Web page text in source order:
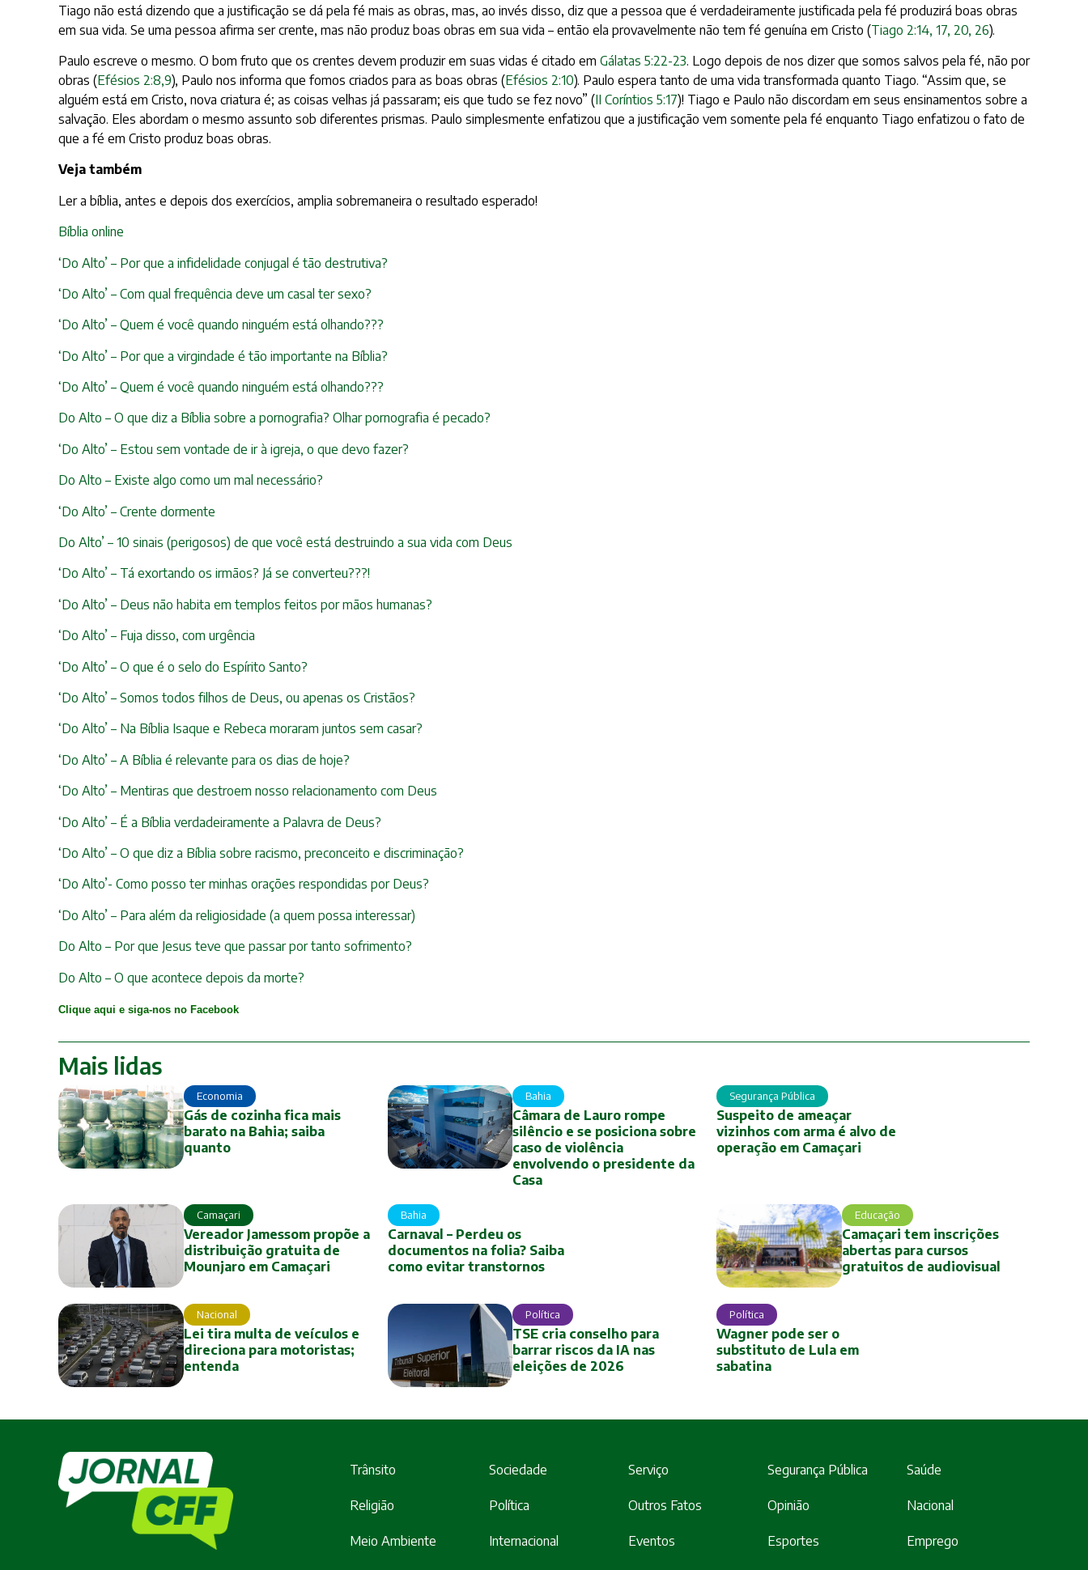
Tiago não está dizendo que a justificação se dá pela fé mais as obras, mas, ao invés disso, diz que a pessoa que é verdadeiramente justificada pela fé produzirá boas obras
em sua vida. Se uma pessoa afirma ser crente, mas não produz boas obras em sua vida – então ela provavelmente não tem fé genuína em Cristo (Tiago 2:14, 17, 20, 26).
Paulo escreve o mesmo. O bom fruto que os crentes devem produzir em suas vidas é citado em Gálatas 5:22-23. Logo depois de nos dizer que somos salvos pela fé, não por
obras (Efésios 2:8,9), Paulo nos informa que fomos criados para as boas obras (Efésios 2:10). Paulo espera tanto de uma vida transformada quanto Tiago. “Assim que, se
alguém está em Cristo, nova criatura é; as coisas velhas já passaram; eis que tudo se fez novo” (II Coríntios 5:17)! Tiago e Paulo não discordam em seus ensinamentos sobre a
salvação. Eles abordam o mesmo assunto sob diferentes prismas. Paulo simplesmente enfatizou que a justificação vem somente pela fé enquanto Tiago enfatizou o fato de
que a fé em Cristo produz boas obras.
Veja também
Ler a bíblia, antes e depois dos exercícios, amplia sobremaneira o resultado esperado!
Bíblia online
‘Do Alto’ – Por que a infidelidade conjugal é tão destrutiva?
‘Do Alto’ – Com qual frequência deve um casal ter sexo?
‘Do Alto’ – Quem é você quando ninguém está olhando???
‘Do Alto’ – Por que a virgindade é tão importante na Bíblia?
‘Do Alto’ – Quem é você quando ninguém está olhando???
Do Alto – O que diz a Bíblia sobre a pornografia? Olhar pornografia é pecado?
‘Do Alto’ – Estou sem vontade de ir à igreja, o que devo fazer?
Do Alto – Existe algo como um mal necessário?
‘Do Alto’ – Crente dormente
Do Alto’ – 10 sinais (perigosos) de que você está destruindo a sua vida com Deus
‘Do Alto’ – Tá exortando os irmãos? Já se converteu???!
‘Do Alto’ – Deus não habita em templos feitos por mãos humanas?
‘Do Alto’ – Fuja disso, com urgência
‘Do Alto’ – O que é o selo do Espírito Santo?
‘Do Alto’ – Somos todos filhos de Deus, ou apenas os Cristãos?
‘Do Alto’ – Na Bíblia Isaque e Rebeca moraram juntos sem casar?
‘Do Alto’ – A Bíblia é relevante para os dias de hoje?
‘Do Alto’ – Mentiras que destroem nosso relacionamento com Deus
‘Do Alto’ – É a Bíblia verdadeiramente a Palavra de Deus?
‘Do Alto’ – O que diz a Bíblia sobre racismo, preconceito e discriminação?
‘Do Alto’- Como posso ter minhas orações respondidas por Deus?
‘Do Alto’ – Para além da religiosidade (a quem possa interessar)
Do Alto – Por que Jesus teve que passar por tanto sofrimento?
Do Alto – O que acontece depois da morte?
Clique aqui e siga-nos no Facebook
Mais lidas
Economia
Gás de cozinha fica mais
barato na Bahia; saiba
quanto
Bahia
Câmara de Lauro rompe
silêncio e se posiciona sobre
caso de violência
envolvendo o presidente da
Casa
Segurança Pública
Suspeito de ameaçar
vizinhos com arma é alvo de
operação em Camaçari
Camaçari
Vereador Jamessom propõe a
distribuição gratuita de
Mounjaro em Camaçari
Bahia
Carnaval – Perdeu os
documentos na folia? Saiba
como evitar transtornos
Educação
Camaçari tem inscrições
abertas para cursos
gratuitos de audiovisual
Nacional
Lei tira multa de veículos e
direciona para motoristas;
entenda
Política
TSE cria conselho para
barrar riscos da IA nas
eleições de 2026
Política
Wagner pode ser o
substituto de Lula em
sabatina
Trânsito Sociedade Serviço Segurança Pública Saúde
Religião Política Outros Fatos Opinião Nacional
Meio Ambiente Internacional Eventos Esportes Emprego